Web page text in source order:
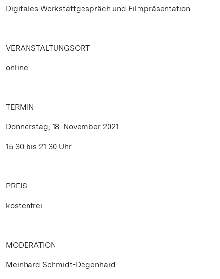
Digitales Werkstattgespräch und Filmpräsentation
VERANSTALTUNGSORT
online
TERMIN
Donnerstag, 18. November 2021
15.30 bis 21.30 Uhr
PREIS
kostenfrei
MODERATION
Meinhard Schmidt-Degenhard